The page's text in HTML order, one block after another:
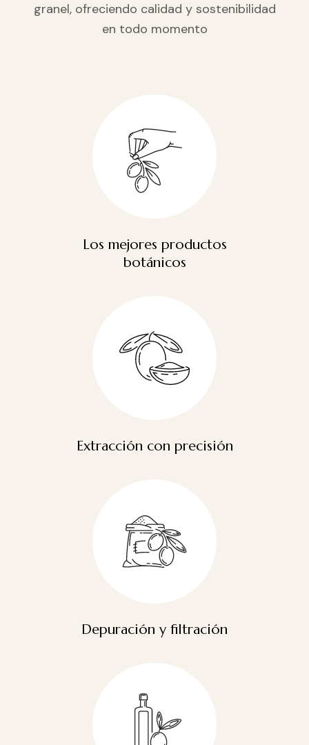
granel, ofreciendo calidad y sostenibilidad
en todo momento
Los mejores productos
botánicos
Extracción con precisión
Depuración y filtración